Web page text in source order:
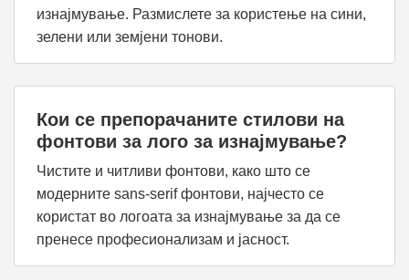
изнајмување. Размислете за користење на сини,
зелени или земјени тонови.
Кои се препорачаните стилови на
фонтови за лого за изнајмување?
Чистите и читливи фонтови, како што се
модерните sans-serif фонтови, најчесто се
користат во логоата за изнајмување за да се
пренесе професионализам и јасност.